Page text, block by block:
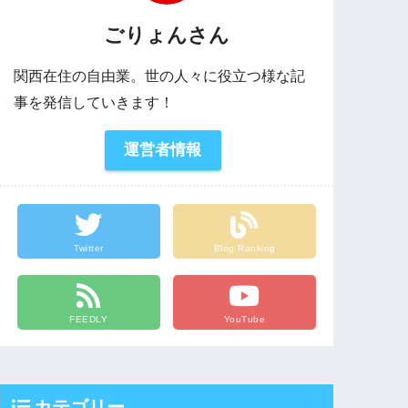
ごりょんさん
関西在住の自由業。世の人々に役立つ様な記
事を発信していきます！
運営者情報
Twitter Blog Ranking
FEEDLY YouTube